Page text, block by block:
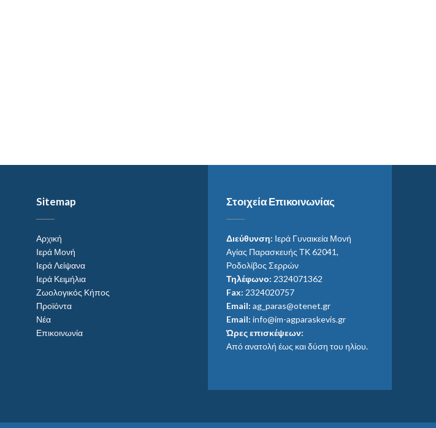
Sitemap
Αρχική
Ιερά Μονή
Ιερά Λείψανα
Ιερά Κειμήλια
Ζωολογικός Κήπος
Προϊόντα
Νέα
Επικοινωνία
Στοιχεία Επικοινωνίας
Διεύθυνση: Ιερά Γυναικεία Μονή
Αγίας Παρασκευής ΤΚ 62041,
Ροδολίβος Σερρών
Τηλέφωνο: 2324071362
Fax: 2324020757
Email: ag_paras@otenet.gr
Email: info@im-agparaskevis.gr
Ώρες επισκέψεων:
Από ανατολή έως και δύση του ηλίου.